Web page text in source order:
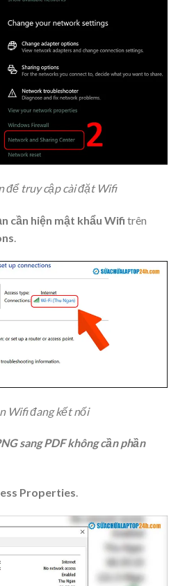
để truy cập cài đặt Wifi
cần hiện mật khẩu Wifi trên
Wifi đang kết nối
sang PDF không cần phần
Properties.